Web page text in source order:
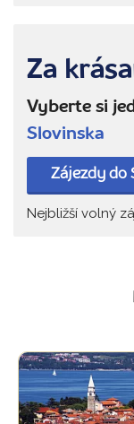
Za
Vyberte si
Slovinska
Zájezdy do
Nejbližší volný